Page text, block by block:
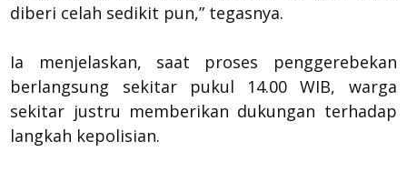
diberi celah sedikit pun,” tegasnya.
Ia menjelaskan, saat proses penggerebekan
berlangsung sekitar pukul 14.00 WIB, warga
sekitar justru memberikan dukungan terhadap
langkah kepolisian.